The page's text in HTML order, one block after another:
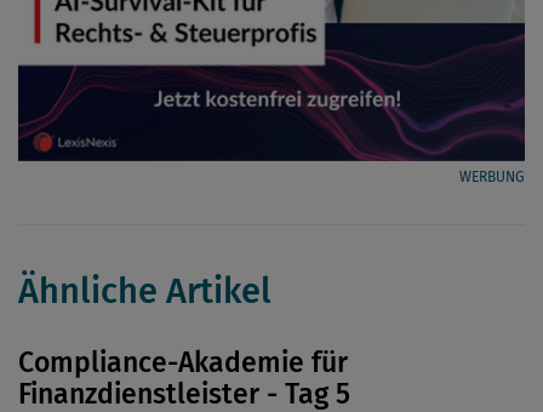
WERBUNG
Ähnliche Artikel
Compliance-Akademie für
Finanzdienstleister - Tag 5